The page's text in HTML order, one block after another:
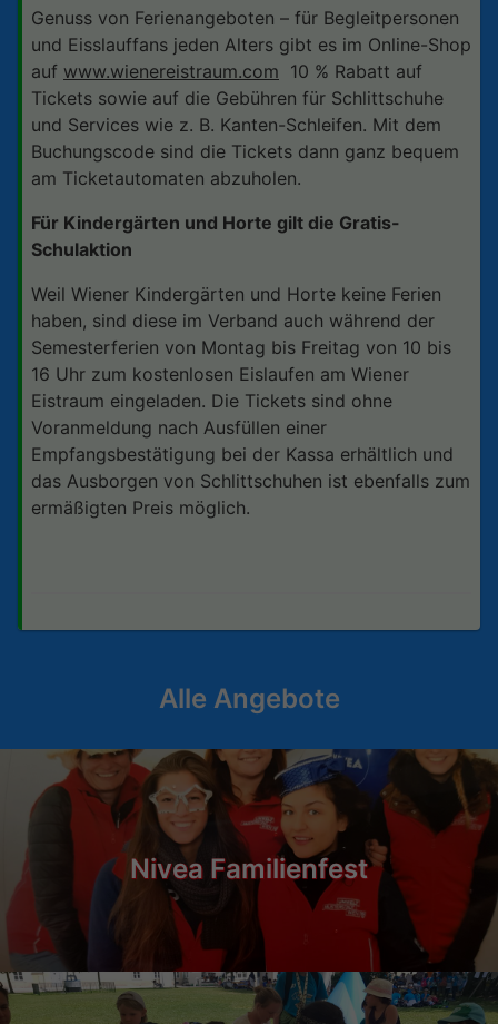
Genuss von Ferienangeboten – für Begleitpersonen
und Eisslauffans jeden Alters gibt es im Online-Shop
auf www.wienereistraum.com 10 % Rabatt auf
Tickets sowie auf die Gebühren für Schlittschuhe
und Services wie z. B. Kanten-Schleifen. Mit dem
Buchungscode sind die Tickets dann ganz bequem
am Ticketautomaten abzuholen.
Für Kindergärten und Horte gilt die Gratis-
Schulaktion
Weil Wiener Kindergärten und Horte keine Ferien
haben, sind diese im Verband auch während der
Semesterferien von Montag bis Freitag von 10 bis
16 Uhr zum kostenlosen Eislaufen am Wiener
Eistraum eingeladen. Die Tickets sind ohne
Voranmeldung nach Ausfüllen einer
Empfangsbestätigung bei der Kassa erhältlich und
das Ausborgen von Schlittschuhen ist ebenfalls zum
ermäßigten Preis möglich.
Alle Angebote
Nivea Familienfest